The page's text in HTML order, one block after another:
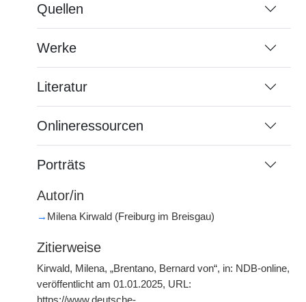
Quellen
Werke
Literatur
Onlineressourcen
Porträts
Autor/in
→ Milena Kirwald (Freiburg im Breisgau)
Zitierweise
Kirwald, Milena, „Brentano, Bernard von“, in: NDB-online,
veröffentlicht am 01.01.2025, URL:
https://www.deutsche-